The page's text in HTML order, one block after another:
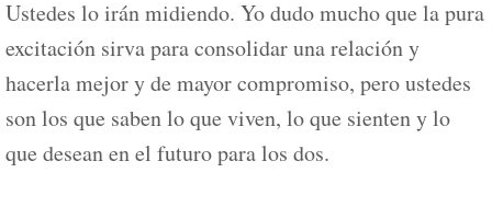
Ustedes lo irán midiendo. Yo dudo mucho que la pura
excitación sirva para consolidar una relación y
hacerla mejor y de mayor compromiso, pero ustedes
son los que saben lo que viven, lo que sienten y lo
que desean en el futuro para los dos.